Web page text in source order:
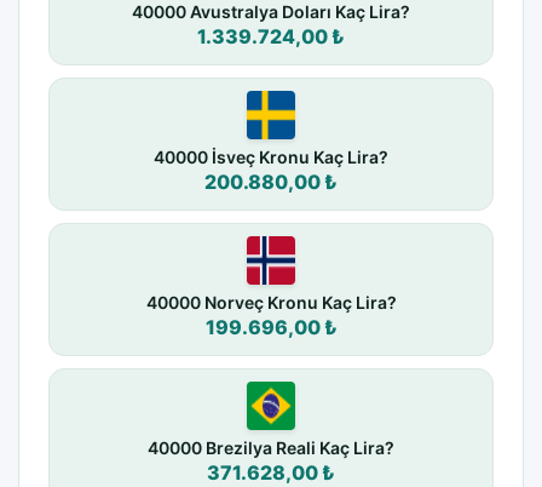
40000 Avustralya Doları Kaç Lira?
1.339.724,00 ₺
40000 İsveç Kronu Kaç Lira?
200.880,00 ₺
40000 Norveç Kronu Kaç Lira?
199.696,00 ₺
40000 Brezilya Reali Kaç Lira?
371.628,00 ₺